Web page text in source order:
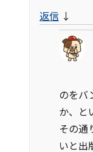
返信 ↓
のをバ
か、と
その通
いと出